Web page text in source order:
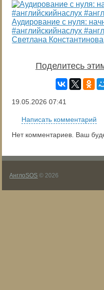
Аудирование с нуля:
#английскийнаслух
Светлана Константинова
Поделитесь
19.05.2026 07:41
Написать комментарий
Нет комментариев. Ваш
АнглоSOS © 2026